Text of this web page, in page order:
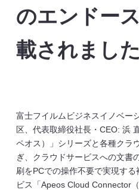
のエンドー
載されました
富士フイルムビジネスイノベー
区、代表取締役社長・CEO: 浜
ペオス）」シリーズと各種クラ
ぎ、クラウドサービスへの文書
刷をPCでの操作不要で実現す
ビス「Apeos Cloud Connector